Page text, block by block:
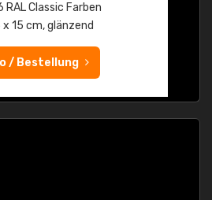
RAL Classic Farben
x 15 cm, glänzend
/ Bestellung